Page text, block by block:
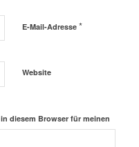
E-Mail-Adresse *
Website
diesem Browser für meinen